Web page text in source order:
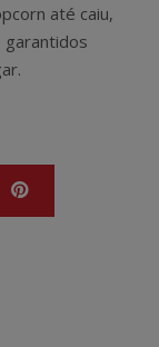
até caiu,
garantidos